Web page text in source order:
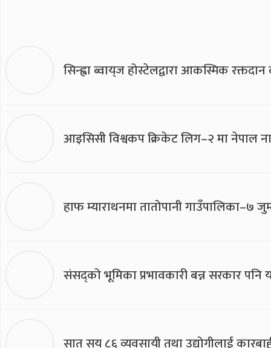
सिन्ह्वा ब्वाय्‌ज होस्टेलद्वारा आकस्मिक
आइसिसी विश्वकप क्रिकेट लिग–२ मा नेपाल
हाफ म्याराथनमा तातोपानी गाउँपालिका–७
संसद्को भूमिका प्रभावकारी बन्न सरकार पनि
सात सय ८६ व्यवसायी तथा उद्योगीलाई